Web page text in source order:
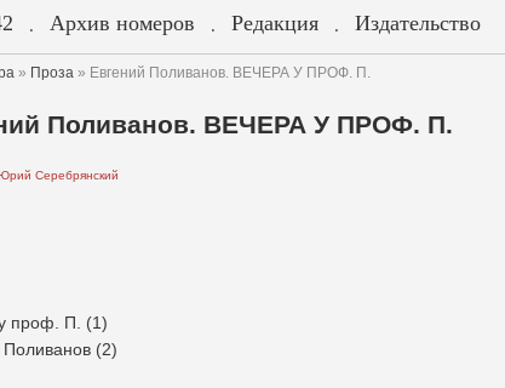
. Архив номеров . Редакция . Издательство
» Проза » Евгений Поливанов. ВЕЧЕРА У ПРОФ. П.
Поливанов. ВЕЧЕРА У ПРОФ. П.
Серебрянский
проф. П. (1)
Поливанов (2)